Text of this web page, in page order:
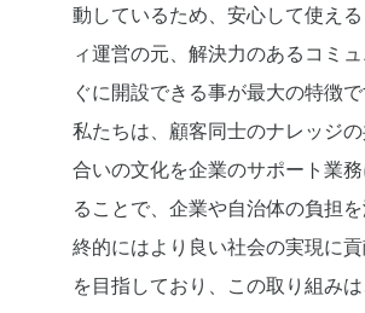
動しているため、安心して使え
ィ運営の元、解決力のあるコミ
ぐに開設できる事が最大の特徴で
私たちは、顧客同士のナレッジ
合いの文化を企業のサポート業
ることで、企業や自治体の負担
終的にはより良い社会の実現に
を目指しており、この取り組み